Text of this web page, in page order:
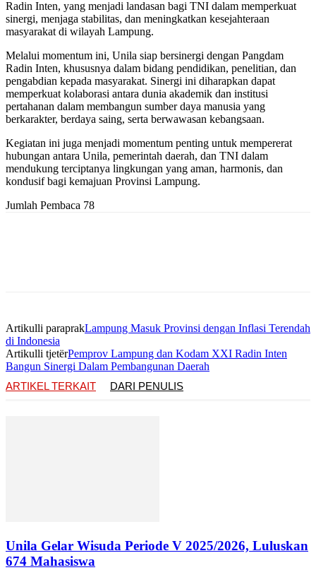
Radin Inten, yang menjadi landasan bagi TNI dalam memperkuat
sinergi, menjaga stabilitas, dan meningkatkan kesejahteraan
masyarakat di wilayah Lampung.
Melalui momentum ini, Unila siap bersinergi dengan Pangdam
Radin Inten, khususnya dalam bidang pendidikan, penelitian, dan
pengabdian kepada masyarakat. Sinergi ini diharapkan dapat
memperkuat kolaborasi antara dunia akademik dan institusi
pertahanan dalam membangun sumber daya manusia yang
berkarakter, berdaya saing, serta berwawasan kebangsaan.
Kegiatan ini juga menjadi momentum penting untuk mempererat
hubungan antara Unila, pemerintah daerah, dan TNI dalam
mendukung terciptanya lingkungan yang aman, harmonis, dan
kondusif bagi kemajuan Provinsi Lampung.
Jumlah Pembaca 78
Artikulli paraprakLampung Masuk Provinsi dengan Inflasi Terendah
di Indonesia
Artikulli tjetërPemprov Lampung dan Kodam XXI Radin Inten
Bangun Sinergi Dalam Pembangunan Daerah
ARTIKEL TERKAIT
DARI PENULIS
Unila Gelar Wisuda Periode V 2025/2026, Luluskan
674 Mahasiswa